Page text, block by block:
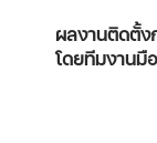
ผลงานติดตั้ง
โดยทีมงานมื